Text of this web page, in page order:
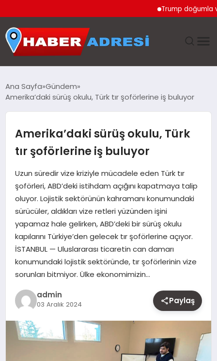
Trump doğumla
SPOR
EKONOMI
TEKNOLOJI
EĞITIM
MAGAZIN
YAŞAM
OTOMOBIL
Ana Sayfa Gündem
Amerika’daki sürüş okulu, Türk tır şoförlerine iş buluyor
Amerika’daki sürüş okulu, Türk
tır şoförlerine iş buluyor
Uzun süredir vize kriziyle mücadele eden Türk tır
şoförleri, ABD’deki istihdam açığını kapatmaya talip
oluyor. Lojistik sektörünün kahramanı konumundaki
sürücüler, aldıkları vize retleri yüzünden işini
yapamaz hale gelirken, ABD’deki bir sürüş okulu
kapılarını Türkiye’den gelecek tır şoförlerine açıyor.
İSTANBUL — Uluslararası ticaretin can damarı
konumundaki lojistik sektöründe, tır şoförlerinin vize
sorunları bitmiyor. Ülke ekonomimizin…
admin
03 Aralık 2024 Paylaş